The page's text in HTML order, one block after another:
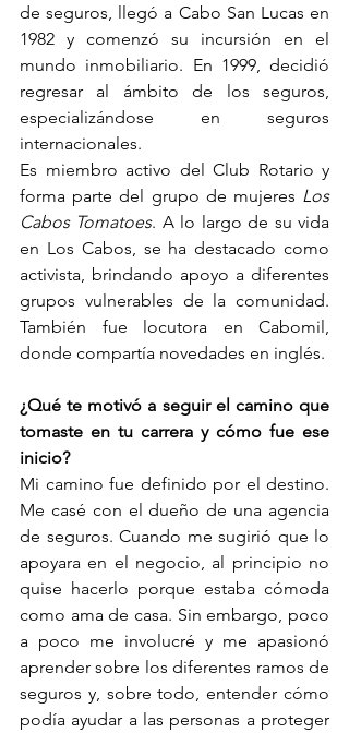
de seguros, llegó a Cabo San Lucas en
1982 y comenzó su incursión en el
mundo inmobiliario. En 1999, decidió
regresar al ámbito de los seguros,
especializándose en seguros
internacionales.
Es miembro activo del Club Rotario y
forma parte del grupo de mujeres Los
Cabos Tomatoes. A lo largo de su vida
en Los Cabos, se ha destacado como
activista, brindando apoyo a diferentes
grupos vulnerables de la comunidad.
También fue locutora en Cabomil,
donde compartía novedades en inglés.
¿Qué te motivó a seguir el camino que
tomaste en tu carrera y cómo fue ese
inicio?
Mi camino fue definido por el destino.
Me casé con el dueño de una agencia
de seguros. Cuando me sugirió que lo
apoyara en el negocio, al principio no
quise hacerlo porque estaba cómoda
como ama de casa. Sin embargo, poco
a poco me involucré y me apasionó
aprender sobre los diferentes ramos de
seguros y, sobre todo, entender cómo
podía ayudar a las personas a proteger